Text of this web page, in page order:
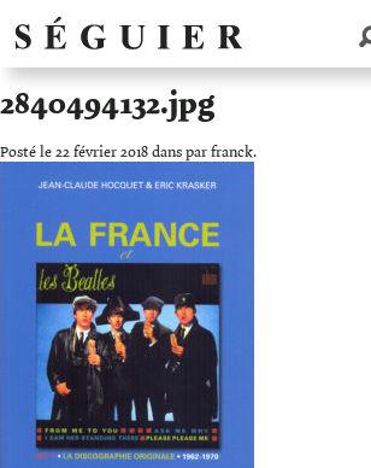
2840494132.jpg
Posté le 22 février 2018 dans par franck.